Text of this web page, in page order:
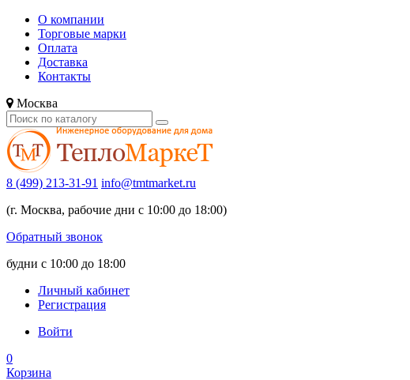
О компании
Торговые марки
Оплата
Доставка
Контакты
Москва
8 (499) 213-31-91 info@tmtmarket.ru
(г. Москва, рабочие дни с 10:00 до 18:00)
Обратный звонок
будни с 10:00 до 18:00
Личный кабинет
Регистрация
Войти
0
Корзина